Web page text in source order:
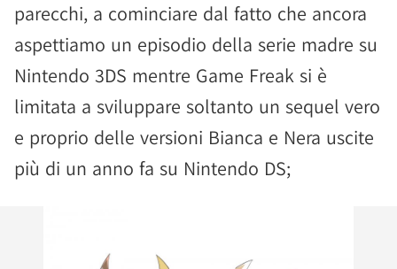
parecchi, a cominciare dal fatto che ancora
aspettiamo un episodio della serie madre su
Nintendo 3DS mentre Game Freak si è
limitata a sviluppare soltanto un sequel vero
e proprio delle versioni Bianca e Nera uscite
più di un anno fa su Nintendo DS;